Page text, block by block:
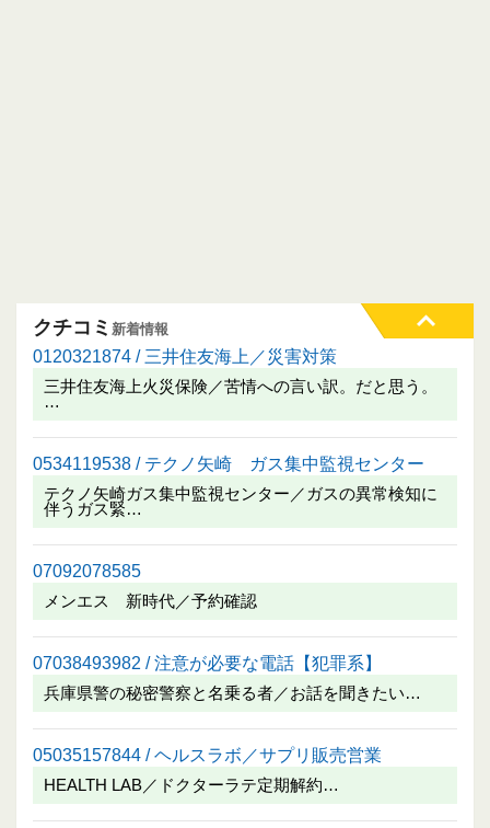
クチコミ 新着情報
0120321874 / 三井住友海上／災害対策
三井住友海上火災保険／苦情への言い訳。だと思う。
…
0534119538 / テクノ矢崎 ガス集中監視センター
テクノ矢崎ガス集中監視センター／ガスの異常検知に
伴うガス緊…
07092078585
メンエス 新時代／予約確認
07038493982 / 注意が必要な電話【犯罪系】
兵庫県警の秘密警察と名乗る者／お話を聞きたい…
05035157844 / ヘルスラボ／サプリ販売営業
HEALTH LAB／ドクターラテ定期解約…